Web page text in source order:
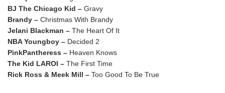
BJ The Chicago Kid – Gravy
Brandy – Christmas With Brandy
Jelani Blackman – The Heart Of It
NBA Youngboy – Decided 2
PinkPantheress – Heaven Knows
The Kid LAROI – The First Time
Rick Ross & Meek Mill – Too Good To Be True